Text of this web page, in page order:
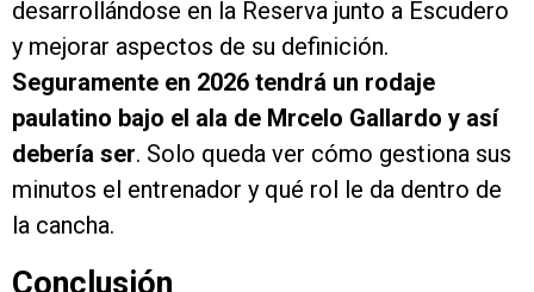
desarrollándose en la Reserva junto a Escudero
y mejorar aspectos de su definición.
Seguramente en 2026 tendrá un rodaje
paulatino bajo el ala de Mrcelo Gallardo y así
debería ser. Solo queda ver cómo gestiona sus
minutos el entrenador y qué rol le da dentro de
la cancha.
Conclusión